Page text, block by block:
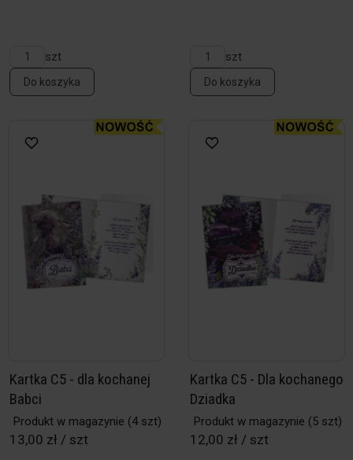
szt
Do koszyka
szt
Do koszyka
Kartka C5 - dla kochanej
Babci
Produkt w magazynie (4 szt)
13,00 zł / szt
Kartka C5 - Dla kochanego
Dziadka
Produkt w magazynie (5 szt)
12,00 zł / szt